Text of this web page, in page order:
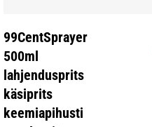
99CentSprayer
500ml
lahjendusprits
käsiprits
keemiapihusti